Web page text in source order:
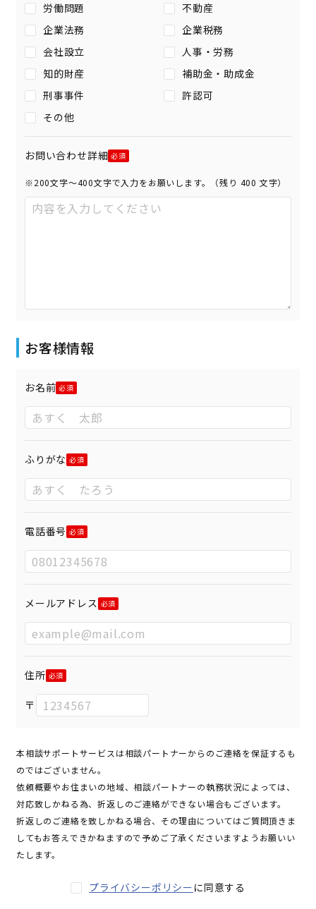
労働問題
不動産
企業法務
企業税務
会社設立
人事・労務
知的財産
補助金・助成金
刑事事件
許認可
その他
お問い合わせ詳細
※200文字〜400文字で入力をお願いします。（残り 400 文字）
お客様情報
お名前
ふりがな
電話番号
メールアドレス
住所
〒
本相談サポートサービスは相談パートナーからのご連絡を保証するも
のではございません。
依頼概要やお住まいの地域、相談パートナーの執務状況によっては、
対応致しかねる為、折返しのご連絡ができない場合もございます。
折返しのご連絡を致しかねる場合、その理由についてはご質問頂きま
してもお答えできかねますので予めご了承くださいますようお願いい
たします。
プライバシーポリシー に同意する